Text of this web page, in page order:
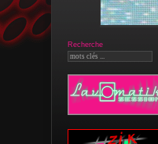
Recherche